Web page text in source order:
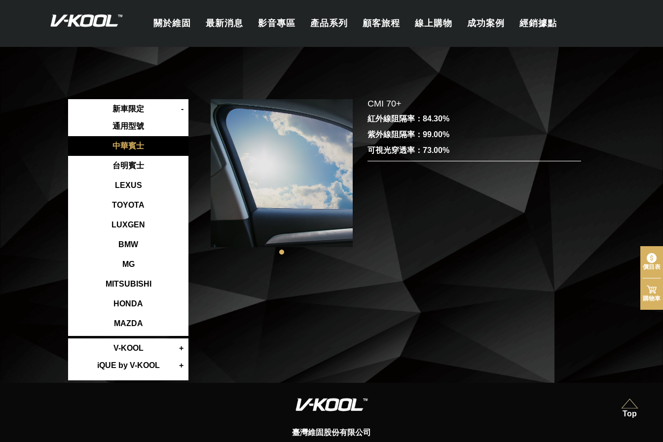
關於維固 最新消息 影音專區 產品系列 顧客旅程 線上購物 成功案例 經銷據點
新車限定
通用型號
中華賓士
台明賓士
LEXUS
TOYOTA
LUXGEN
BMW
MG
MITSUBISHI
HONDA
MAZDA
V-KOOL
iQUE by V-KOOL
CMI 70+
紅外線阻隔率：84.30%
紫外線阻隔率：99.00%
可視光穿透率：73.00%
臺灣維固股份有限公司
Top
價目表
購物車